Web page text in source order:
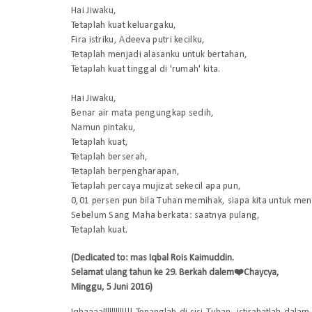
Hai Jiwaku,
Tetaplah kuat keluargaku,
Fira istriku, Adeeva putri kecilku,
Tetaplah menjadi alasanku untuk bertahan,
Tetaplah kuat tinggal di 'rumah' kita.
Hai Jiwaku,
Benar air mata pengungkap sedih,
Namun pintaku,
Tetaplah kuat,
Tetaplah berserah,
Tetaplah berpengharapan,
Tetaplah percaya mujizat sekecil apa pun,
0,01 persen pun bila Tuhan memihak, siapa kita untuk
Sebelum Sang Maha berkata: saatnya pulang,
Tetaplah kuat.
(Dedicated to: mas Iqbal Rois Kaimuddin.
Selamat ulang tahun ke 29. Berkah dalem❤️Chaycya,
Minggu, 5 Juni 2016)